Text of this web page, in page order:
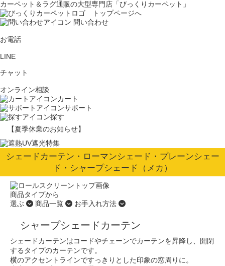
カーペット＆ラグ通販の大型専門店「びっくりカーペット」
問い合わせ
お電話
LINE
チャット
オンライン相談
カート
サポート
探す
【夏季休業のお知らせ】
シェードカーテン・ローマンシェード・プレーンシェー
ド・シャープシェード（メカ）
商品タイプから
選ぶ
商品一覧 お手入れ方法
シャープシェードカーテン
シェードカーテンはコードやチェーンでカーテンを昇降し、開閉
するタイプのカーテンです。
横のアクセントラインですっきりとした印象の窓周りに。